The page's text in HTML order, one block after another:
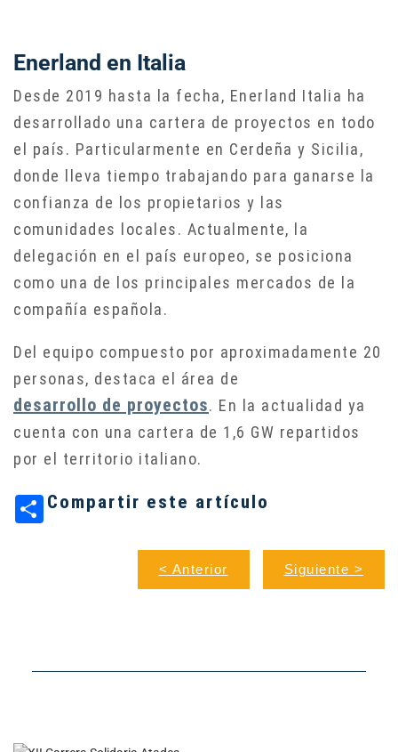
Enerland en Italia
Desde 2019 hasta la fecha, Enerland Italia ha
desarrollado una cartera de proyectos en todo
el país. Particularmente en Cerdeña y Sicilia,
donde lleva tiempo trabajando para ganarse la
confianza de los propietarios y las
comunidades locales. Actualmente, la
delegación en el país europeo, se posiciona
como una de los principales mercados de la
compañía española.
Del equipo compuesto por aproximadamente 20
personas, destaca el área de
desarrollo de proyectos. En la actualidad ya
cuenta con una cartera de 1,6 GW repartidos
por el territorio italiano.
Compartir este artículo
< Anterior Siguiente >